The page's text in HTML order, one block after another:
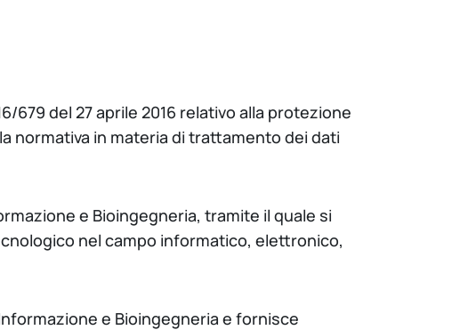
679 del 27 aprile 2016 relativo alla protezione
normativa in materia di trattamento dei dati
e Bioingegneria, tramite il quale si
nel campo informatico, elettronico,
e Bioingegneria e fornisce